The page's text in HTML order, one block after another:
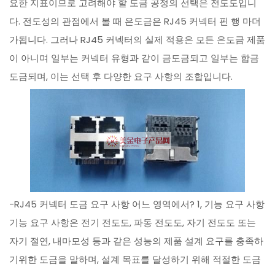
요한 지표이므로 고려해야 할 도금 공정의 선택은 전도도입니
다. 전도성의 관점에서 볼 때 은도금은 RJ45 커넥터 핀 행 마더
가됩니다. 그러나 RJ45 커넥터의 실제 적용은 모든 은도금 제품
이 아니며 일부는 커넥터 유형과 같이 금도금되고 일부는 합금
도금되며, 이는 선택 후 다양한 요구 사항의 조합입니다.
-RJ45 커넥터 도금 요구 사항 어느 영역에서? 1, 기능 요구 사항
기능 요구 사항은 전기 전도도, 파동 전도도, 자기 전도도 또는
자기 절연, 내마모성 등과 같은 성능의 제품 설계 요구를 충족하
기위한 도금을 말하며, 설계 목표를 달성하기 위해 적절한 도금